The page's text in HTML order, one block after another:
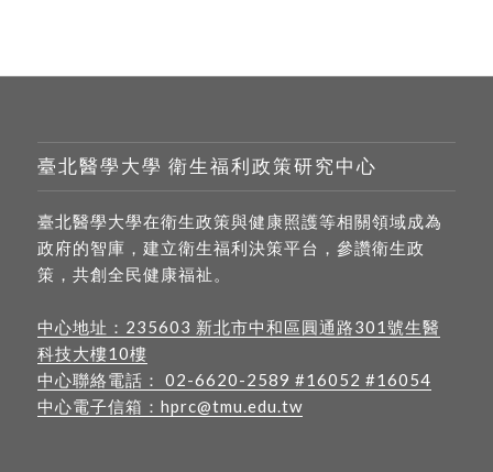
臺北醫學大學 衛生福利政策研究中心
臺北醫學大學在衛生政策與健康照護等相關領域成為
政府的智庫，建立衛生福利決策平台，參讚衛生政
策，共創全民健康福祉。
中心地址： 235603 新北市中和區圓通路301號生醫
科技大樓10樓
中心聯絡電話： 02-6620-2589 #16052 #16054
中心電子信箱： hprc@tmu.edu.tw